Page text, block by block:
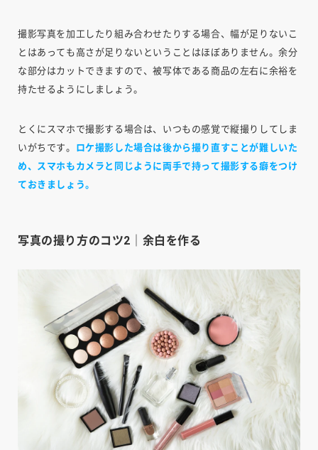
撮影写真を加工したり組み合わせたりする場合、幅が足りないこ
とはあっても高さが足りないということはほぼありません。余分
な部分はカットできますので、被写体である商品の左右に余裕を
持たせるようにしましょう。
とくにスマホで撮影する場合は、いつもの感覚で縦撮りしてしま
いがちです。 ロケ撮影した場合は後から撮り直すことが難しいた
め、スマホもカメラと同じように両手で持って撮影する癖をつけ
ておきましょう。
写真の撮り方のコツ2｜余白を作る